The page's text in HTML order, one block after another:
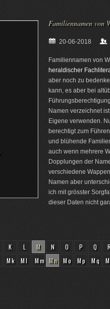
Familiennamen von
20-06-2018
Familiennamen von
heraldischer
aber noch zu
kann, es aber bei
Namen verzeichnet
Eigene verwenden.
berechtigt zum
und blühende
auch wenn mehrere
Dopplungen der
verschiedene
Namen aber
ich mit grösster
dieser Daten nicht
K L M N O P Q
Mk Ml Mm Mn Mo Mp Mq